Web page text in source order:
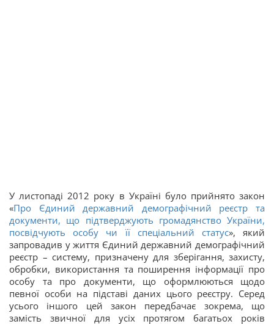
У листопаді 2012 року в Україні було прийнято закон
«Про Єдиний державний демографічний реєстр та
документи, що підтверджують громадянство України,
посвідчують особу чи її спеціальний статус», який
запровадив у життя Єдиний державний демографічний
реєстр – систему, призначену для зберігання, захисту,
обробки, використання та поширення інформації про
особу та про документи, що оформлюються щодо
певної особи на підставі даних цього реєстру. Серед
усього іншого цей закон передбачає зокрема, що
замість звичної для усіх протягом багатьох років